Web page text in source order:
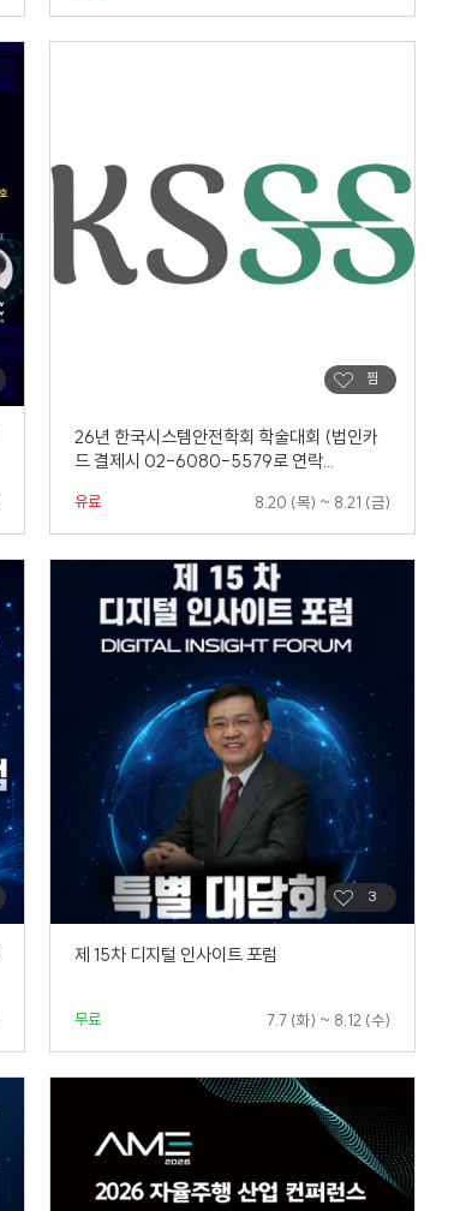
26년 한국시스템안전학회 학술대회 (법인카
드 결제시 02-6080-5579로 연락...
유료 8.20 (목) ~ 8.21 (금)
제 15차 디지털 인사이트 포럼
무료 7.7 (화) ~ 8.12 (수)